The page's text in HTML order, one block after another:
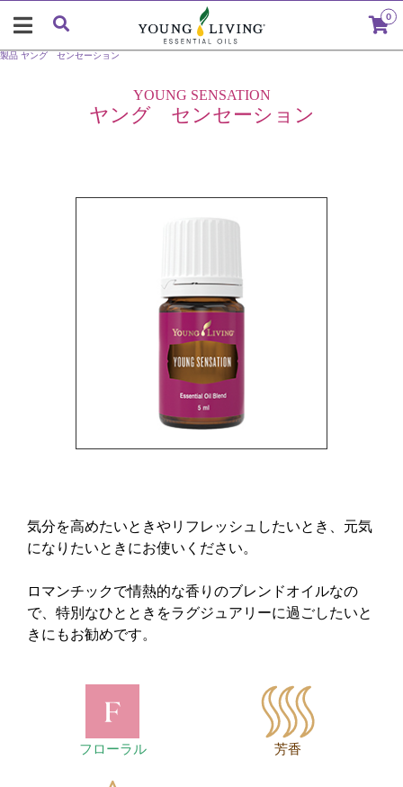
0
ヤング センセーション
製品 ヤング センセーション
YOUNG SENSATION
気分を高めたいときやリフレッシュしたいとき、元気
になりたいときにお使いください。
ロマンチックで情熱的な香りのブレンドオイルなの
で、特別なひとときをラグジュアリーに過ごしたいと
きにもお勧めです。
フローラル 芳香